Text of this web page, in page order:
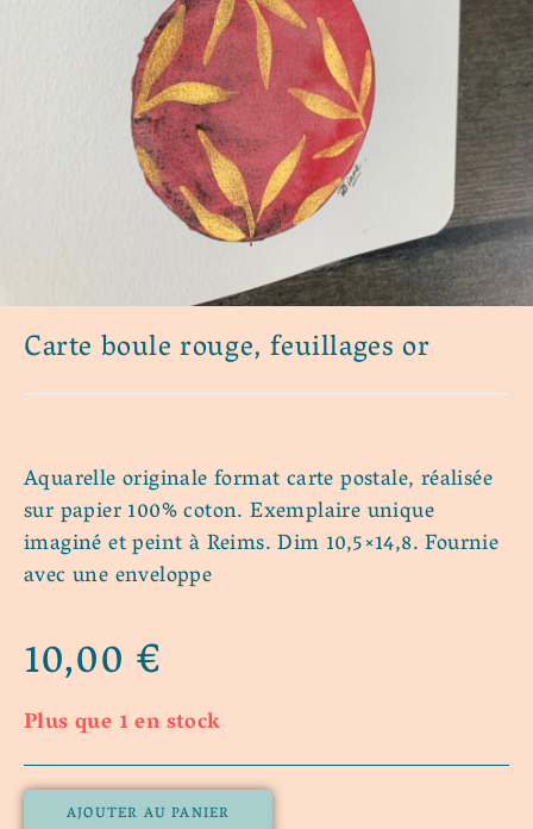
Carte boule rouge, feuillages or
Aquarelle originale format carte postale, réalisée
sur papier 100% coton. Exemplaire unique
imaginé et peint à Reims. Dim 10,5×14,8. Fournie
avec une enveloppe
10,00€
Plus que 1 en stock
AJOUTER AU PANIER